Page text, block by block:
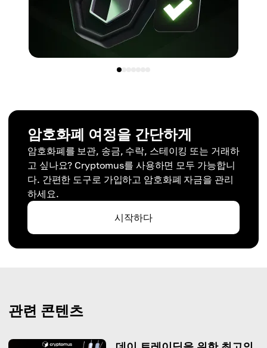
암호화폐 여정을 간단하게
암호화폐를 보관, 송금, 수락, 스테이킹 또는 거래하
고 싶나요? Cryptomus를 사용하면 모두 가능합니
다. 간편한 도구로 가입하고 암호화폐 자금을 관리
하세요.
시작하다
관련 콘텐츠